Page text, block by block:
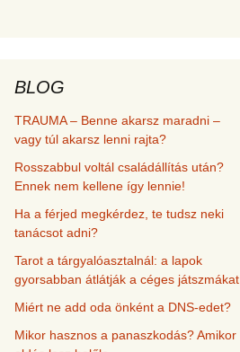
BLOG
TRAUMA – Benne akarsz maradni –
vagy túl akarsz lenni rajta?
Rosszabbul voltál családállítás után?
Ennek nem kellene így lennie!
Ha a férjed megkérdez, te tudsz neki
tanácsot adni?
Tarot a tárgyalóasztalnál: a lapok
gyorsabban átlátják a céges játszmákat
Miért ne add oda önként a DNS-edet?
Mikor hasznos a panaszkodás? Amikor